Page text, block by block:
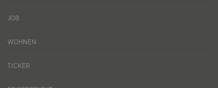
JOB
WOHNEN
TICKER